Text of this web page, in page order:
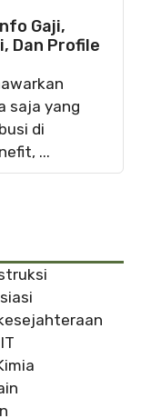
Gaji,
Dan Profile
saja yang
di
...